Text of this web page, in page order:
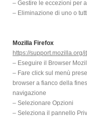
– Gestire le eccezioni per
– Eliminazione di uno o
Mozilla Firefox
https://
– Eseguire il Browser
– Fare click sul menù
browser a fianco della
navigazione
– Selezionare Opzioni
– Seleziona il pannello